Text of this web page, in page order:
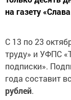
на газету
С 13 по 23
труду» и УФПС
подписки».
года составит
рублей.